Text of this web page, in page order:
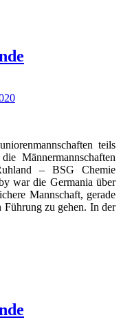
teils
Männermannschaften
– BSG Chemie
war die Germania über
Mannschaft, gerade
Führung zu gehen. In der